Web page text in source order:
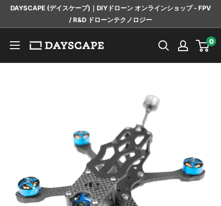
ツ
DAYSCAPE (デイスケープ)｜DIYドローン オンラインショップ - FPV
/ R&D ドローンテクノロジー
DAYSCAPE 0